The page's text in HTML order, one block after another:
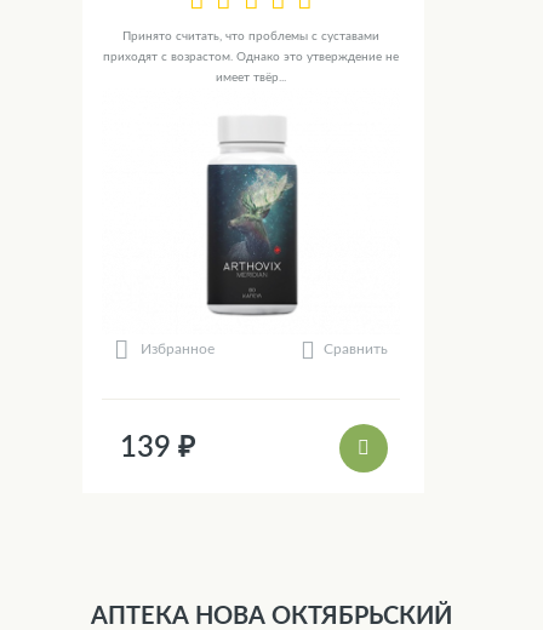
Принято считать, что проблемы с суставами
приходят с возрастом. Однако это утверждение не
имеет твёр...
Избранное Сравнить
139 ₽
АПТЕКА НОВА ОКТЯБРЬСКИЙ